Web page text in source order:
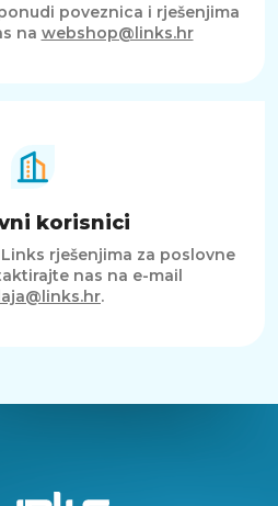
poveznica i rješenjima
na webshop@links.hr
korisnici
rješenjima za poslovne
nas na e-mail
.